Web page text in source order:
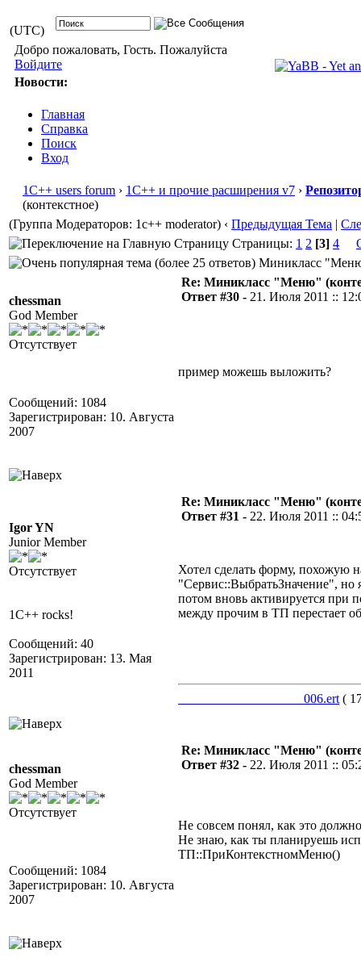
(UTC)
Добро пожаловать, Гость. Пожалуйста
Войдите
Новости:
Главная
Справка
Поиск
Вход
1С++ users forum › 1С++ и прочие расширения v7 ›
(контекстное)
(Группа Модераторов: 1c++ moderator) ‹ Предыдущая Тема |
Страницы: 1 2 [3] 4
Миникласс
chessman
God Member
Отсутствует
Сообщений: 1084
Зарегистрирован: 10. Августа
2007
Re: Миникласс "Меню"
Ответ #30 - 21. Июля 2011 ::
пример можешь выложить?
Igor YN
Junior Member
Отсутствует
1C++ rocks!
Сообщений: 40
Зарегистрирован: 13. Мая
2011
Re: Миникласс "Меню"
Ответ #31 - 22. Июля 2011 ::
Хотел сделать форму, похожую
"Сервис::ВыбратьЗначение",
потом вновь активируется
между прочим в ТП перестает
___________________006.ert (
chessman
God Member
Отсутствует
Сообщений: 1084
Зарегистрирован: 10. Августа
2007
Re: Миникласс "Меню"
Ответ #32 - 22. Июля 2011 ::
Не совсем понял, как это
Не знаю, как ты планируешь
ТП::ПриКонтекстномМеню()